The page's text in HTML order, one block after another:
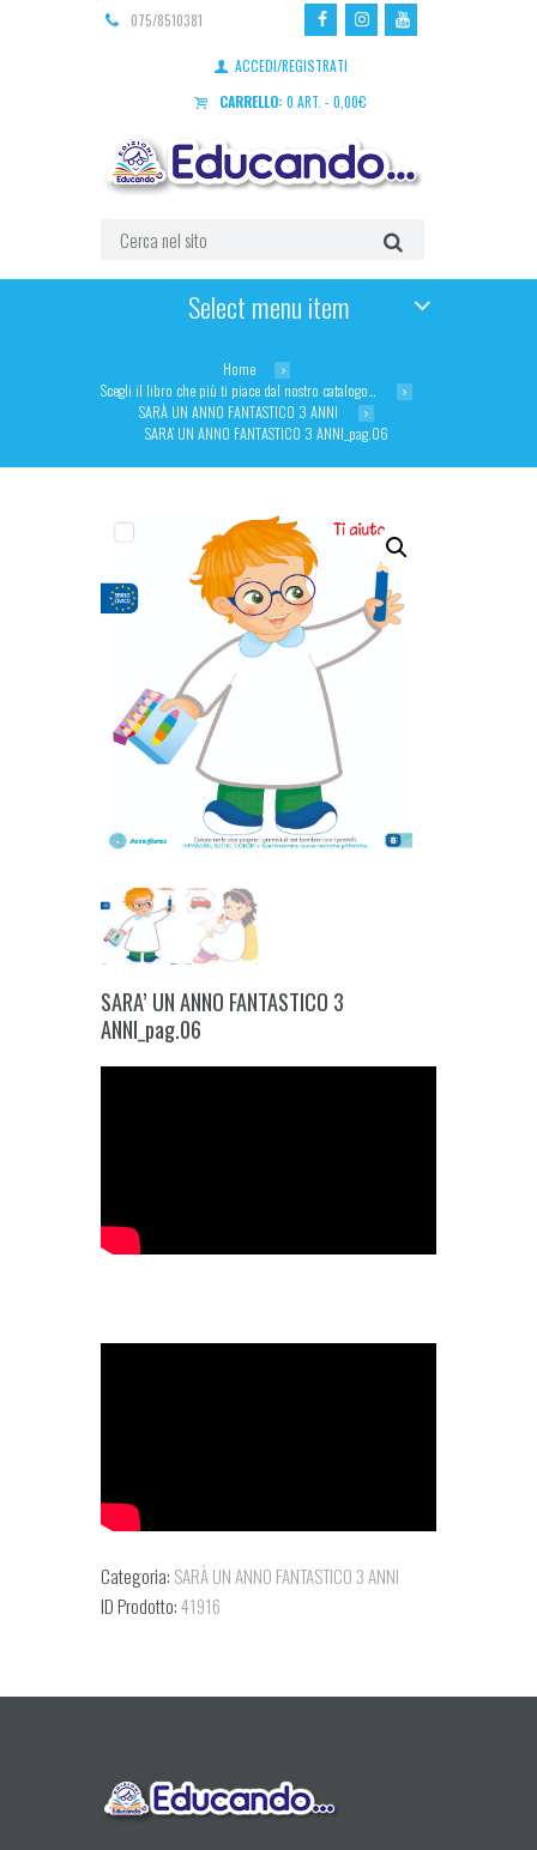
075/8510381
ACCEDI/REGISTRATI
CARRELLO: 0 ART. - 0,00€
Select menu item
Home
Scegli il libro che più ti piace dal nostro catalogo…
SARÀ UN ANNO FANTASTICO 3 ANNI
SARA’ UN ANNO FANTASTICO 3 ANNI_pag.06
SARA’ UN ANNO FANTASTICO 3
ANNI_pag.06
Categoria: SARÀ UN ANNO FANTASTICO 3 ANNI
ID Prodotto:41916